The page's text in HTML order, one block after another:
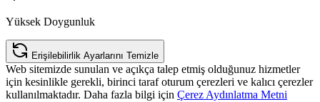
Yüksek Doygunluk
Erişilebilirlik Ayarlarını Temizle
Web sitemizde sunulan ve açıkça talep etmiş olduğunuz hizmetler
için kesinlikle gerekli, birinci taraf oturum çerezleri ve kalıcı çerezler
kullanılmaktadır. Daha fazla bilgi için Çerez Aydınlatma Metni